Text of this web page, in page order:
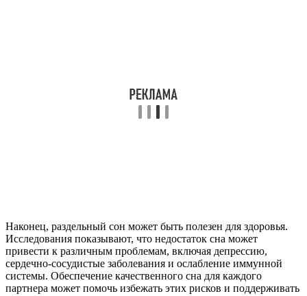
Наконец, раздельный сон может быть полезен для здоровья.
Исследования показывают, что недостаток сна может
привести к различным проблемам, включая депрессию,
сердечно-сосудистые заболевания и ослабление иммунной
системы. Обеспечение качественного сна для каждого
партнера может помочь избежать этих рисков и поддерживать